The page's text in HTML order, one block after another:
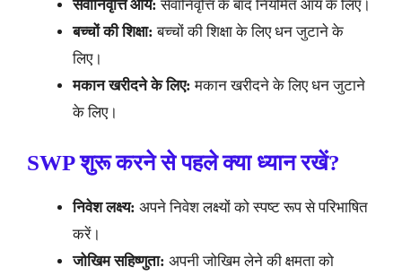
सेवानिवृत्ति आय: सेवानिवृत्ति के बाद नियमित आय के लिए।
बच्चों की शिक्षा: बच्चों की शिक्षा के लिए धन जुटाने के
लिए।
मकान खरीदने के लिए: मकान खरीदने के लिए धन जुटाने
के लिए।
SWP शुरू करने से पहले क्या ध्यान रखें?
निवेश लक्ष्य: अपने निवेश लक्ष्यों को स्पष्ट रूप से परिभाषित
करें।
जोखिम सहिष्णुता: अपनी जोखिम लेने की क्षमता को